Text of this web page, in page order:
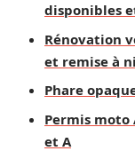
disponibles
Rénovation
et remise à
Phare
Permis moto
et A